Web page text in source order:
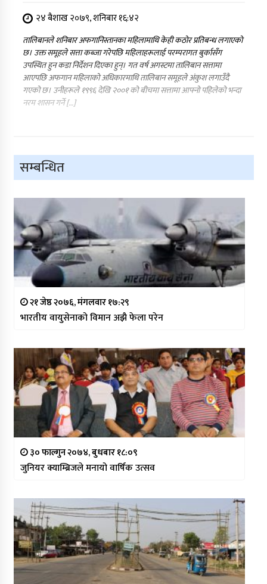
२४ बैशाख २०७९, शनिबार १६:४२
तालिबानले शनिबार अफगानिस्तानका महिलामाथि केही कठोर प्रतिबन्ध लगाएको
छ। उक्त समूहले सत्ता कब्जा गरेपछि महिलाहरूलाई परम्परागत बुर्कासँग
उपस्थित हुन कडा निर्देशन दिएका हुन्। गत वर्ष अगस्टमा तालिबान सत्तामा
आएपछि अफगान महिलाको अधिकारमाथि तालिबान समूहले अंकुश लगाउँदै
गएको छ। उनीहरूले १९९६ देखि २००१ को बीचमा सत्तामा आफ्नो पहिलेको भन्दा
नरम शासन गर्ने […]
सम्बन्धित
२१ जेष्ठ २०७६, मंगलवार १७:२९
भारतीय वायुसेनाको विमान अझै फेला परेन
३० फाल्गुन २०७४, बुधबार १८:०९
जुनियर क्याम्ब्रिजले मनायो वार्षिक उत्सव